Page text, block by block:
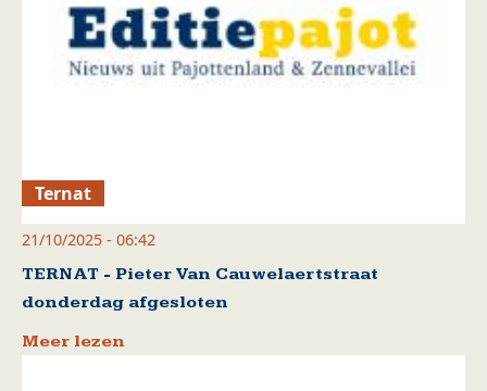
Ternat
21/10/2025 - 06:42
TERNAT - Pieter Van Cauwelaertstraat
donderdag afgesloten
Meer lezen